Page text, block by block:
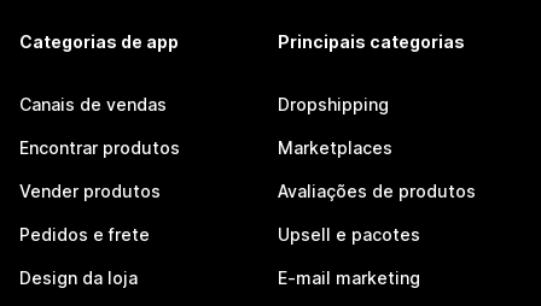
Categorias de app
Canais de vendas
Encontrar produtos
Vender produtos
Pedidos e frete
Design da loja
Principais categorias
Dropshipping
Marketplaces
Avaliações de produtos
Upsell e pacotes
E-mail marketing